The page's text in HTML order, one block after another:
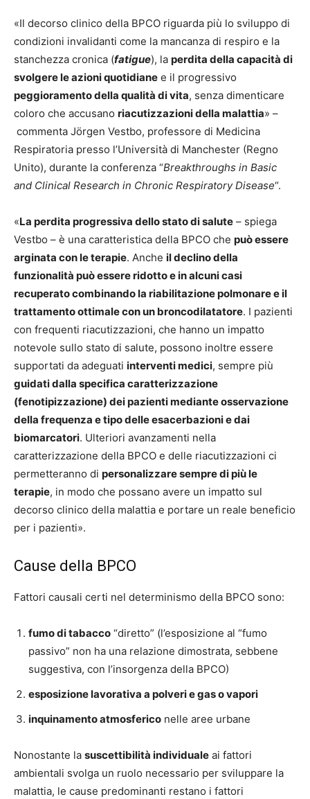
«Il decorso clinico della BPCO riguarda più lo sviluppo di
condizioni invalidanti come la mancanza di respiro e la
stanchezza cronica (fatigue), la perdita della capacità di
svolgere le azioni quotidiane e il progressivo
peggioramento della qualità di vita, senza dimenticare
coloro che accusano riacutizzazioni della malattia» –
commenta Jörgen Vestbo, professore di Medicina
Respiratoria presso l’Università di Manchester (Regno
Unito), durante la conferenza “Breakthroughs in Basic
and Clinical Research in Chronic Respiratory Disease“.
«La perdita progressiva dello stato di salute – spiega
Vestbo – è una caratteristica della BPCO che può essere
arginata con le terapie. Anche il declino della
funzionalità può essere ridotto e in alcuni casi
recuperato combinando la riabilitazione polmonare e il
trattamento ottimale con un broncodilatatore. I pazienti
con frequenti riacutizzazioni, che hanno un impatto
notevole sullo stato di salute, possono inoltre essere
supportati da adeguati interventi medici, sempre più
guidati dalla specifica caratterizzazione
(fenotipizzazione) dei pazienti mediante osservazione
della frequenza e tipo delle esacerbazioni e dai
biomarcatori. Ulteriori avanzamenti nella
caratterizzazione della BPCO e delle riacutizzazioni ci
permetteranno di personalizzare sempre di più le
terapie, in modo che possano avere un impatto sul
decorso clinico della malattia e portare un reale beneficio
per i pazienti».
Cause della BPCO
Fattori causali certi nel determinismo della BPCO sono:
fumo di tabacco “diretto” (l’esposizione al “fumo
passivo” non ha una relazione dimostrata, sebbene
suggestiva, con l’insorgenza della BPCO)
esposizione lavorativa a polveri e gas o vapori
inquinamento atmosferico nelle aree urbane
Nonostante la suscettibilità individuale ai fattori
ambientali svolga un ruolo necessario per sviluppare la
malattia, le cause predominanti restano i fattori